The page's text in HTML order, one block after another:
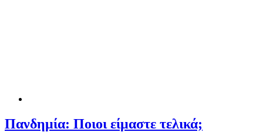
Πανδημία: Ποιοι είμαστε τελικά;